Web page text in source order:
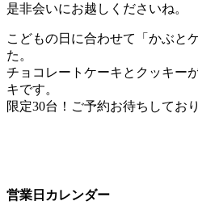
是非会いにお越しくださいね。
こどもの日に合わせて「かぶと
た。
チョコレートケーキとクッキー
キです。
限定30台！ご予約お待ちしてお
営業日カレンダー